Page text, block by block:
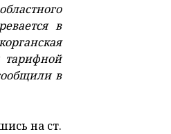
в
тарифной
в
на ст.